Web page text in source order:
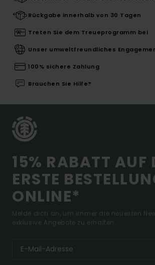
Rückgabe innerhalb von 30 Tagen
Treten Sie dem Treueprogramm bei
Unser umweltfreundliches
100% sichere Zahlung
Brauchen Sie Hilfe?
15% RABATT AUF
ERSTE
ONLINE*
Melde dich an, um immer die neuesten
exklusive Angebote zu erhalten.